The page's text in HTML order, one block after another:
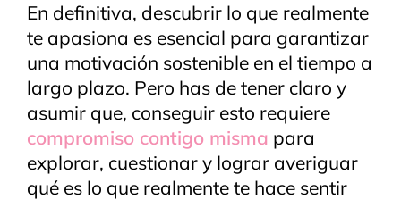
En definitiva, descubrir lo que realmente
te apasiona es esencial para garantizar
una motivación sostenible en el tiempo a
largo plazo. Pero has de tener claro y
asumir que, conseguir esto requiere
compromiso contigo misma para
explorar, cuestionar y lograr averiguar
qué es lo que realmente te hace sentir